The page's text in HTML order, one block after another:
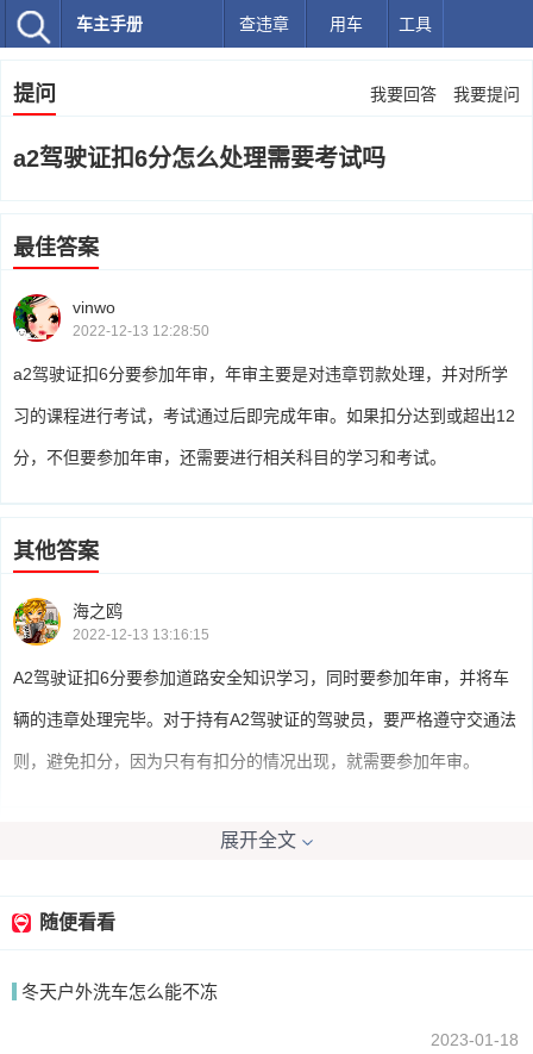
车主手册 查违章 用车 工具
提问 我要回答 我要提问
a2驾驶证扣6分怎么处理需要考试吗
最佳答案
vinwo
2022-12-13 12:28:50
a2驾驶证扣6分要参加年审，年审主要是对违章罚款处理，并对所学
习的课程进行考试，考试通过后即完成年审。如果扣分达到或超出12
分，不但要参加年审，还需要进行相关科目的学习和考试。
其他答案
海之鸥
2022-12-13 13:16:15
A2驾驶证扣6分要参加道路安全知识学习，同时要参加年审，并将车
辆的违章处理完毕。对于持有A2驾驶证的驾驶员，要严格遵守交通法
则，避免扣分，因为只有有扣分的情况出现，就需要参加年审。
如果是去车管所学习的就不用，如果在手机上学习的那就需要考试
我要回答
展开全文
随便看看
冬天户外洗车怎么能不冻
2023-01-18